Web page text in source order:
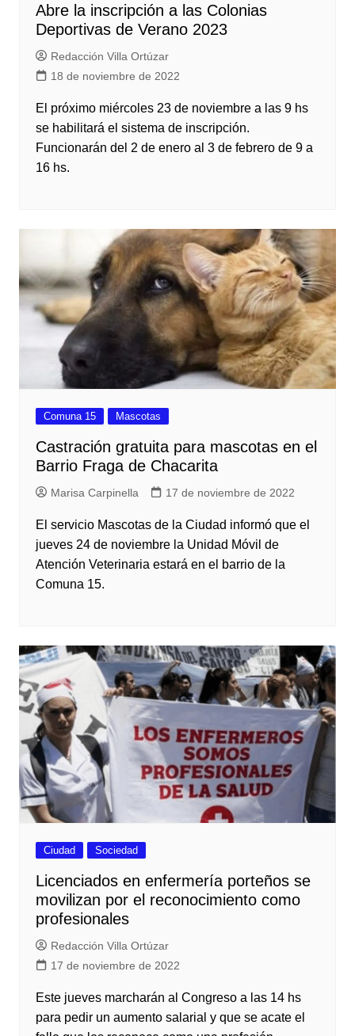
Abre la inscripción a las Colonias
Deportivas de Verano 2023
Redacción Villa Ortúzar
18 de noviembre de 2022
El próximo miércoles 23 de noviembre a las 9 hs
se habilitará el sistema de inscripción.
Funcionarán del 2 de enero al 3 de febrero de 9 a
16 hs.
Comuna 15 Mascotas
Castración gratuita para mascotas en el
Barrio Fraga de Chacarita
Marisa Carpinella 17 de noviembre de 2022
El servicio Mascotas de la Ciudad informó que el
jueves 24 de noviembre la Unidad Móvil de
Atención Veterinaria estará en el barrio de la
Comuna 15.
Ciudad Sociedad
Licenciados en enfermería porteños se
movilizan por el reconocimiento como
profesionales
Redacción Villa Ortúzar
17 de noviembre de 2022
Este jueves marcharán al Congreso a las 14 hs
para pedir un aumento salarial y que se acate el